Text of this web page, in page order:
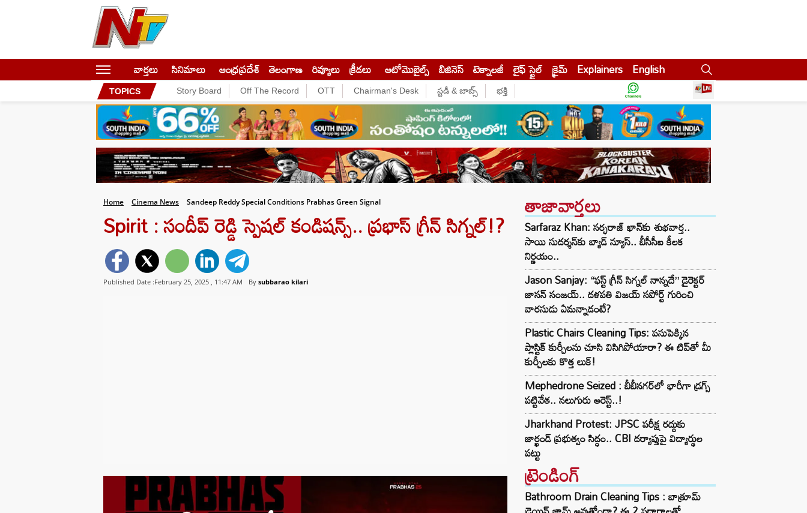
వార్తలు సినిమాలు ఆంధ్రప్రదేశ్ తెలంగాణ రివ్యూలు క్రీడలు ఆటోమొబైల్స్ బిజినెస్‌ టెక్నాలజీ లైఫ్ స్టైల్ క్రైమ్ Explainers English
TOPICS Story Board Off The Record OTT Chairman's Desk స్టడీ & జాబ్స్ భక్తి
Home Cinema News Sandeep Reddy Special Conditions Prabhas Green Signal
Spirit : సందీప్ రెడ్డి స్పెషల్ కండిషన్స్.. ప్రభాస్ గ్రీన్ సిగ్నల్!?
Published Date :February 25, 2025 , 11:47 AM By subbarao kilari
తాజావార్తలు
Sarfaraz Khan: సర్ఫరాజ్ ఖాన్‌‌కు శుభవార్త..
సాయి సుదర్శన్‌కు బ్యాడ్ న్యూస్.. బీసీసీఐ కీలక
నిర్ణయం..
Jason Sanjay: “ఫస్ట్ గ్రీన్ సిగ్నల్ నాన్నదే” డైరెక్టర్‌
జాసన్ సంజయ్.. దళపతి విజయ్ సపోర్ట్ గురించి
వారసుడు ఏమన్నాడంటే?
Plastic Chairs Cleaning Tips: పసుపెక్కిన
ప్లాస్టిక్ కుర్చీలను చూసి విసిగిపోయారా? ఈ టిప్‌తో మీ
కుర్చీలకు కొత్త లుక్!
Mephedrone Seized : బీబీనగర్‌లో భారీగా డ్రగ్స్
పట్టివేత.. నలుగురు అరెస్ట్..!
Jharkhand Protest: JPSC పరీక్ష రద్దుకు
జార్ఖండ్ ప్రభుత్వం సిద్ధం.. CBI దర్యాప్తుపై విద్యార్థుల
పట్టు
ట్రెండింగ్‌
Bathroom Drain Cleaning Tips : బాత్రూమ్